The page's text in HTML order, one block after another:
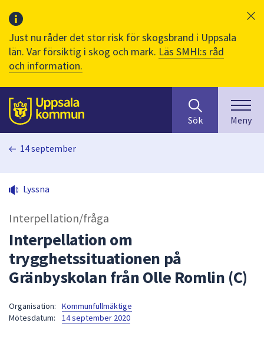
Just nu råder det stor risk för skogsbrand i Uppsala
län. Var försiktig i skog och mark. Läs SMHI:s råd
och information.
Till sidans
huvudinnehåll
efter
innehåll
på
kommer
sökförslag
att
Sök Meny
14 september
Lyssna
Interpellation/fråga
Interpellation om
trygghetssituationen på
Gränbyskolan från Olle Romlin (C)
Organisation:
Kommunfullmäktige
Mötesdatum:
14 september 2020